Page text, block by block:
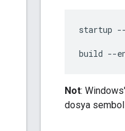
startup --
Not:
dosya